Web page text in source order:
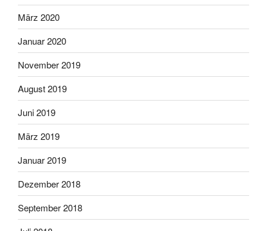
März 2020
Januar 2020
November 2019
August 2019
Juni 2019
März 2019
Januar 2019
Dezember 2018
September 2018